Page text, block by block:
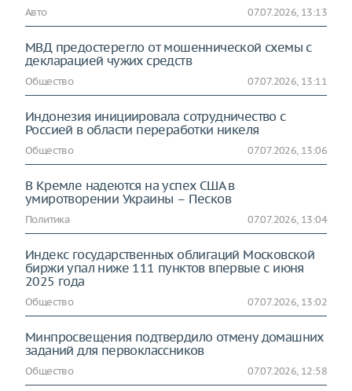
Авто 07.07.2026, 13:13
МВД предостерегло от мошеннической схемы с
декларацией чужих средств
Общество 07.07.2026, 13:11
Индонезия инициировала сотрудничество с
Россией в области переработки никеля
Общество 07.07.2026, 13:06
В Кремле надеются на успех США в
умиротворении Украины – Песков
Политика 07.07.2026, 13:04
Индекс государственных облигаций Московской
биржи упал ниже 111 пунктов впервые с июня
2025 года
Общество 07.07.2026, 13:02
Минпросвещения подтвердило отмену домашних
заданий для первоклассников
Общество 07.07.2026, 12:58